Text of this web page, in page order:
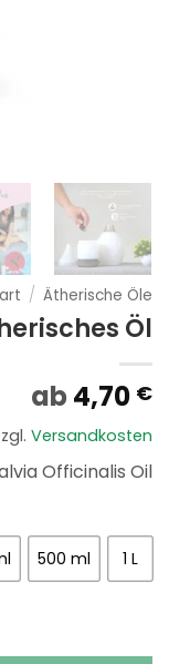
/ Ätherische Öle
Öl
ab 4,70 €
Versandkosten
Officinalis Oil
500 ml 1 L